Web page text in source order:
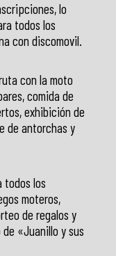
lo
todos los
con discomovil.
con la moto
comida de
exhibición de
de antorchas y
todos los
moteros,
de regalos y
«Juanillo y sus